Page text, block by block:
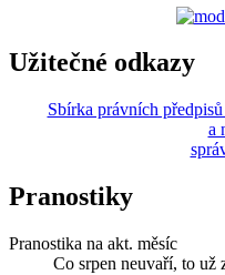
Užitečné odkazy
Sbírka právních
a
Pranostiky
Pranostika na akt. měsíc
Co srpen neuvaří, to už